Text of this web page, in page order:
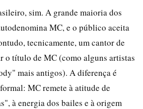
sim. A grande maioria dos
MC, e o público aceita
tecnicamente, um cantor de
o título de MC (como alguns artistas
mais antigos). A diferença é
MC remete à atitude de
à energia dos bailes e à origem